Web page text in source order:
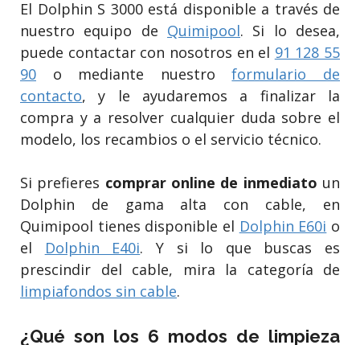
El Dolphin S 3000 está disponible a través de
nuestro equipo de Quimipool. Si lo desea,
puede contactar con nosotros en el 91 128 55
90 o mediante nuestroformulario de
contacto, y le ayudaremos a finalizar la
compra y a resolver cualquier duda sobre el
modelo, los recambios o el servicio técnico.
Si prefieres comprar online de inmediato un
Dolphin de gama alta con cable, en
Quimipool tienes disponible el Dolphin E60i o
el Dolphin E40i. Y si lo que buscas es
prescindir del cable, mira la categoría de
limpiafondos sin cable.
¿Qué son los 6 modos de limpieza